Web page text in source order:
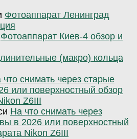
Фотоаппарат Ленинград
Фотоаппарат Киев-4 обзор и
(макро) кольца
что снимать через старые
или поверхностный обзор
Z6III
На что снимать через
в 2026 или поверхностный
Nikon Z6III